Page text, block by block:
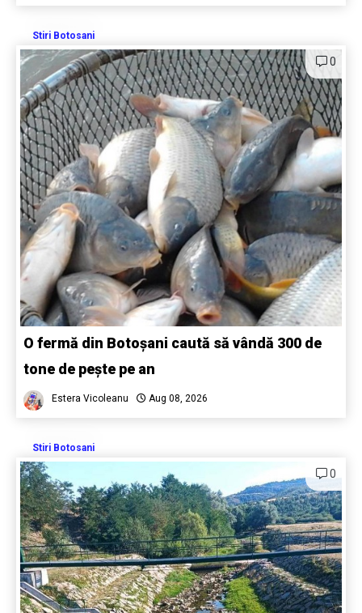
Stiri Botosani
0
O fermă din Botoșani caută să vândă 300 de
tone de pește pe an
Estera Vicoleanu Aug 08, 2026
Stiri Botosani
0